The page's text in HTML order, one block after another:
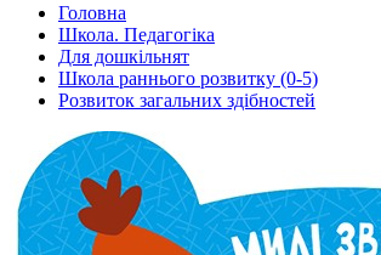
Головна
Школа. Педагогіка
Для дошкільнят
Школа раннього розвитку (0-5)
Розвиток загальних здібностей